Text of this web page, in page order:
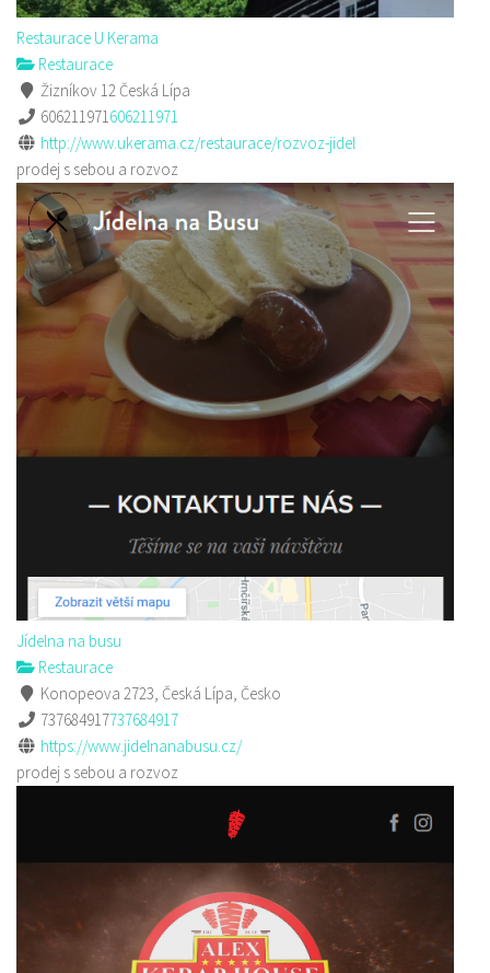
Restaurace U Kerama
Restaurace
Žizníkov 12 Česká Lípa
606211971606211971
http://www.ukerama.cz/restaurace/rozvoz-jidel
prodej s sebou a rozvoz
Jídelna na busu
Restaurace
Konopeova 2723, Česká Lípa, Česko
737684917737684917
https://www.jidelnanabusu.cz/
prodej s sebou a rozvoz